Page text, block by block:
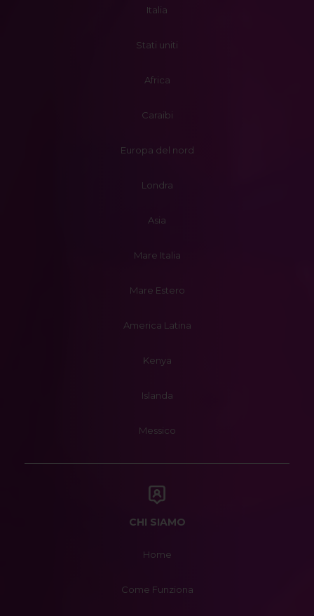
Italia
Stati uniti
Africa
Caraibi
Europa del nord
Londra
Asia
Mare Italia
Mare Estero
America Latina
Kenya
Islanda
Messico
CHI SIAMO
Home
Come Funziona